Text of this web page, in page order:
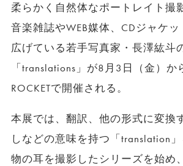
柔らかく自然体なポートレイト撮
音楽雑誌やWEB媒体、CDジャケ
広げている若手写真家・長澤紘斗
「 translations 」が8月3日（金）か
ROCKETで開催される。
本展では、翻訳、他の形式に変換
しなどの意味を持つ「 translation
物の耳を撮影したシリーズを始め